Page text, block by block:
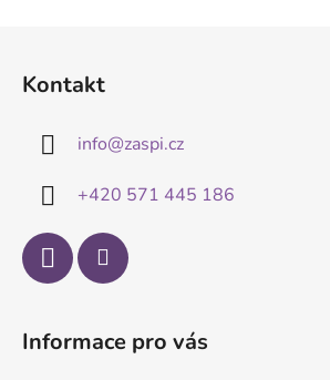
Kontakt
info@zaspi.cz
+420 571 445 186
Informace pro vás